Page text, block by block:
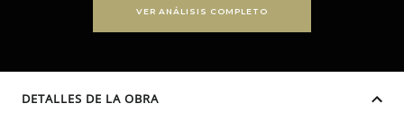
VER ANÁLISIS COMPLETO
DETALLES DE LA OBRA